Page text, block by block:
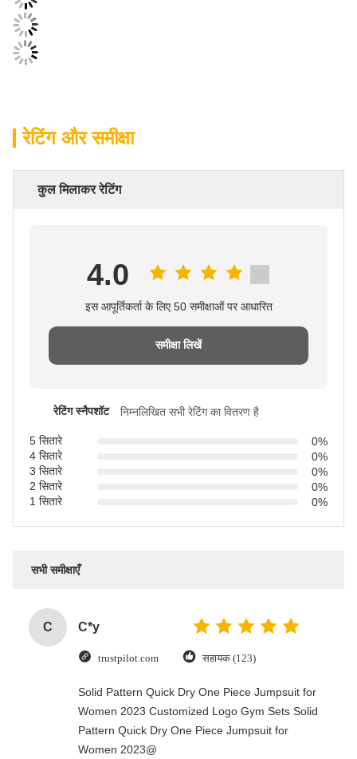
रेटिंग और समीक्षा
कुल मिलाकर रेटिंग
4.0
इस आपूर्तिकर्ता के लिए 50 समीक्षाओं पर आधारित
समीक्षा लिखें
रेटिंग स्नैपशॉट निम्नलिखित सभी रेटिंग का वितरण है
5 सितारे
0%
4 सितारे
0%
3 सितारे
0%
2 सितारे
0%
1 सितारे
0%
सभी समीक्षाएँ
C C*y
trustpilot.com सहायक (123)
Solid Pattern Quick Dry One Piece Jumpsuit for
Women 2023 Customized Logo Gym Sets Solid
Pattern Quick Dry One Piece Jumpsuit for
Women 2023@